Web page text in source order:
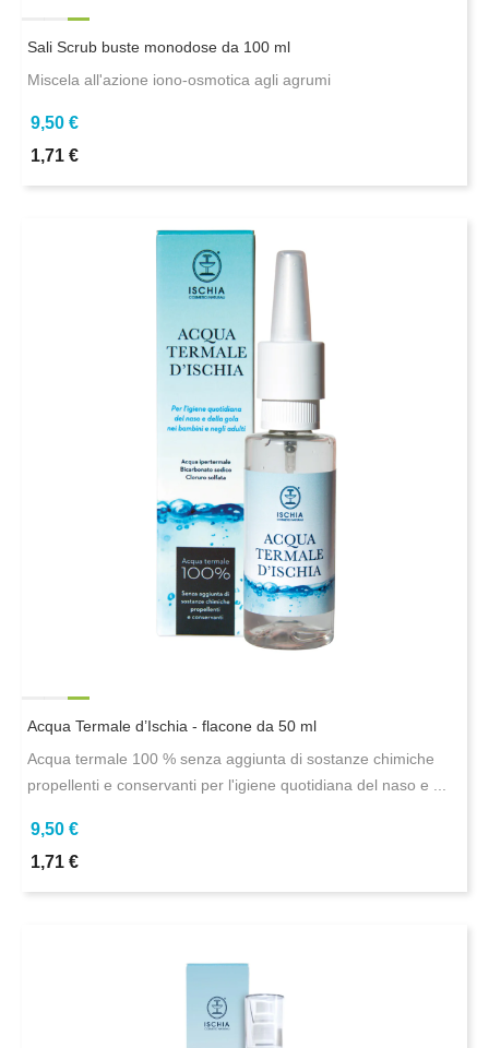
Sali Scrub buste monodose da 100 ml
Miscela all'azione iono-osmotica agli agrumi
9,50 €
1,71 €
Acqua Termale d’Ischia - flacone da 50 ml
Acqua termale 100 % senza aggiunta di sostanze chimiche
propellenti e conservanti per l'igiene quotidiana del naso e ...
9,50 €
1,71 €